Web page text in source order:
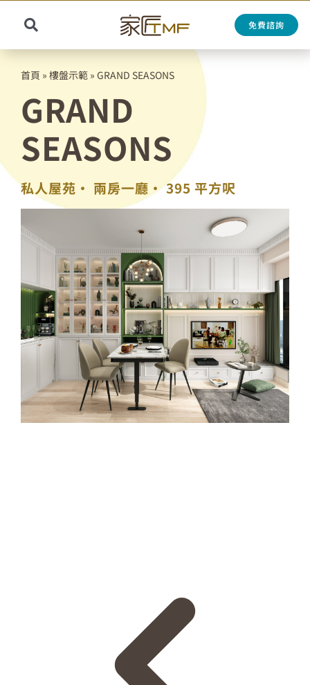
content
Toggle
Navigation
Search
for:
免費諮詢
首頁 »樓盤示範 »GRAND SEASONS
GRAND
SEASONS
私人屋苑• 兩房一廳•395 平方呎